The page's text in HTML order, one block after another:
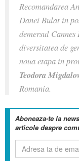
Recomandarea
Danei Bulat in
demersul
diversitatea de
noua etapa in
Teodora
Romania.
Aboneaza-te la
articole despre